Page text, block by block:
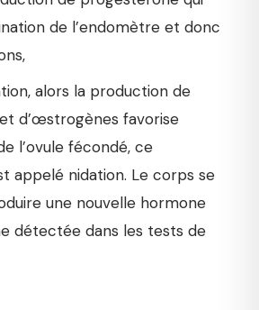
de l’endomètre et donc
alors la production de
d’œstrogènes favorise
l’ovule fécondé, ce
appelé nidation. Le corps se
une nouvelle hormone
détectée dans les tests de